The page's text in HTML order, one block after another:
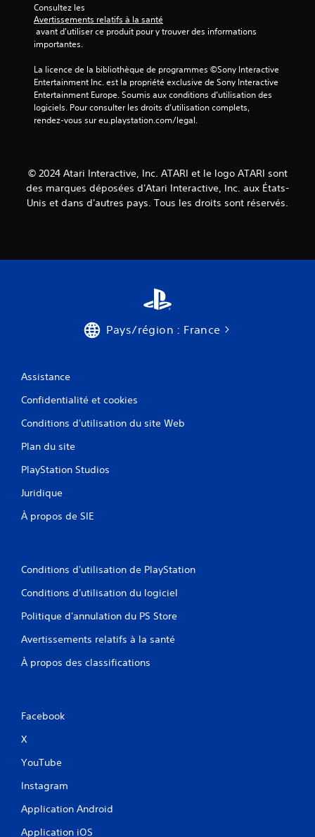
Consultez les
Avertissements relatifs à la santé
importantes.
La licence de la bibliothèque de programmes ©Sony Interactive
Entertainment Inc. est la propriété exclusive de Sony Interactive
Entertainment Europe. Soumis aux conditions d’utilisation des
logiciels. Pour consulter les droits d’utilisation complets,
rendez-vous sur eu.playstation.com/legal.
© 2024 Atari Interactive, Inc. ATARI et le logo ATARI sont
des marques déposées d'Atari Interactive, Inc. aux États-
Unis et dans d'autres pays. Tous les droits sont réservés.
Pays/région : France
Assistance
Confidentialité et cookies
Conditions d'utilisation du site Web
Plan du site
PlayStation Studios
Juridique
À propos de SIE
Conditions d'utilisation de PlayStation
Conditions d'utilisation du logiciel
Politique d'annulation du PS Store
Avertissements relatifs à la santé
À propos des classifications
Facebook
X
YouTube
Instagram
Application Android
Application iOS